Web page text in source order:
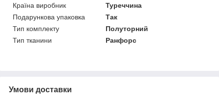
Країна виробник
Туреччина
Подарункова упаковка
Так
Тип комплекту
Полуторний
Тип тканини
Ранфорс
Умови доставки